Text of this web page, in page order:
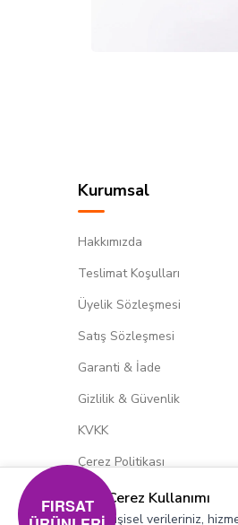
Kurumsal
Hakkımızda
Teslimat Koşulları
Üyelik Sözleşmesi
Satış Sözleşmesi
Garanti & İade
Gizlilik & Güvenlik
KVKK
Çerez Politikası
Çerez Kullanımı
Kişisel verileriniz,
FIRSAT